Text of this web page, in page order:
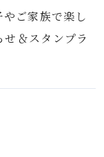
やご家族で楽し
＆スタンプラ